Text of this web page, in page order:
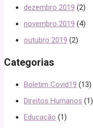
dezembro 2019 (2)
novembro 2019 (4)
outubro 2019 (2)
Categorias
Boletim Covid19 (13)
Direitos Humanos (1)
Educação (1)